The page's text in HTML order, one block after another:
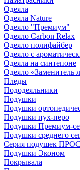
Одеяла
Одеяла Nature
Одеяло "Премиум"
Одеяло Carbon Relax
Одеяло полифайбер
Одеяло с
Одеяла на синтепоне
Одеяло «Заменитель
Пледы
Пододеяльники
Подушки
Подушки
Подушки пух-перо
Подушки Премиум-
Подушки среднего
Серия подушек
Подушки Эконом
Покрывала